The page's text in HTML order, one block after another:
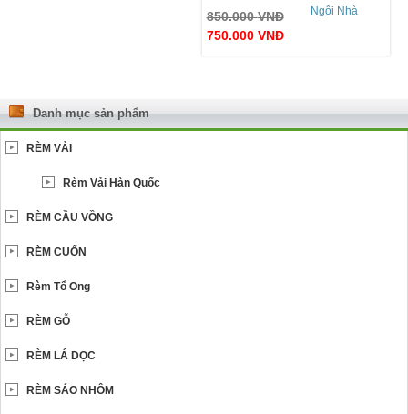
Ngôi Nhà
850.000VNĐ
750.000 VNĐ
Danh mục sản phẩm
RÈM VẢI
Rèm Vải Hàn Quốc
RÈM CẦU VỒNG
RÈM CUỐN
Rèm Tổ Ong
RÈM GỖ
RÈM LÁ DỌC
RÈM SÁO NHÔM